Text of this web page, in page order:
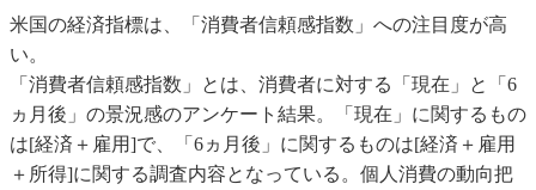
米国の経済指標は、「消費者信頼感指数」への注目度が高
い。
「消費者信頼感指数」とは、消費者に対する「現在」と「6
ヵ月後」の景況感のアンケート結果。「現在」に関するもの
は[経済＋雇用]で、「6ヵ月後」に関するものは[経済＋雇用
＋所得]に関する調査内容となっている。個人消費の動向把